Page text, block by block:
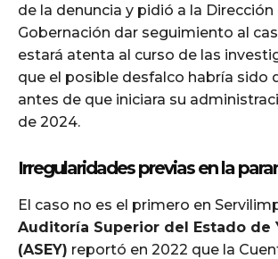
de la denuncia y pidió a la Dirección
Gobernación dar seguimiento al
estará atenta al curso de las
que el posible desfalco habría sido
antes de que iniciara su
de 2024.
Irregularidades previas en la
El caso no es el primero en
Auditoría Superior del Estado de
(ASEY) reportó en 2022 que la